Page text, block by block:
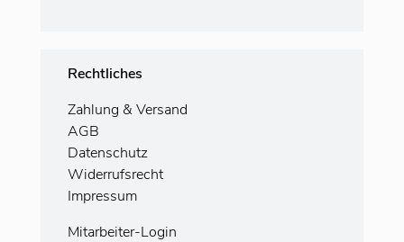
Rechtliches
Zahlung & Versand
AGB
Datenschutz
Widerrufsrecht
Impressum
Mitarbeiter-Login